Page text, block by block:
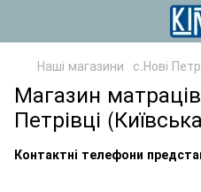
Наші магазини с.Нові
Магазин
Петрівці
Контактні телефони